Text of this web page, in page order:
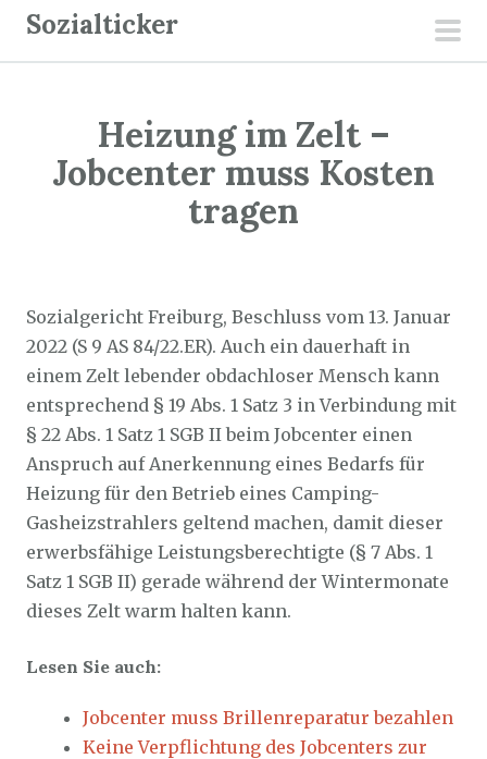
Sozialticker
Heizung im Zelt –
Jobcenter muss Kosten
tragen
Sozialgericht Freiburg, Beschluss vom 13. Januar
2022 (S 9 AS 84/22.ER). Auch ein dauerhaft in
einem Zelt lebender obdachloser Mensch kann
entsprechend § 19 Abs. 1 Satz 3 in Verbindung mit
§ 22 Abs. 1 Satz 1 SGB II beim Jobcenter einen
Anspruch auf Anerkennung eines Bedarfs für
Heizung für den Betrieb eines Camping-
Gasheizstrahlers geltend machen, damit dieser
erwerbsfähige Leistungsberechtigte (§ 7 Abs. 1
Satz 1 SGB II) gerade während der Wintermonate
dieses Zelt warm halten kann.
Lesen Sie auch:
Jobcenter muss Brillenreparatur bezahlen
Keine Verpflichtung des Jobcenters zur